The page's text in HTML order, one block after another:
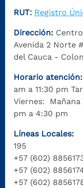
RUT: Registro
Dirección:
Avenida 2 Norte
del Cauca -
Horario atención:
am a 11:30 pm
Viernes: Mañana
pm a 4:30 pm
Líneas Locales:
195
+57 (602)
+57 (602)
+57 (602)